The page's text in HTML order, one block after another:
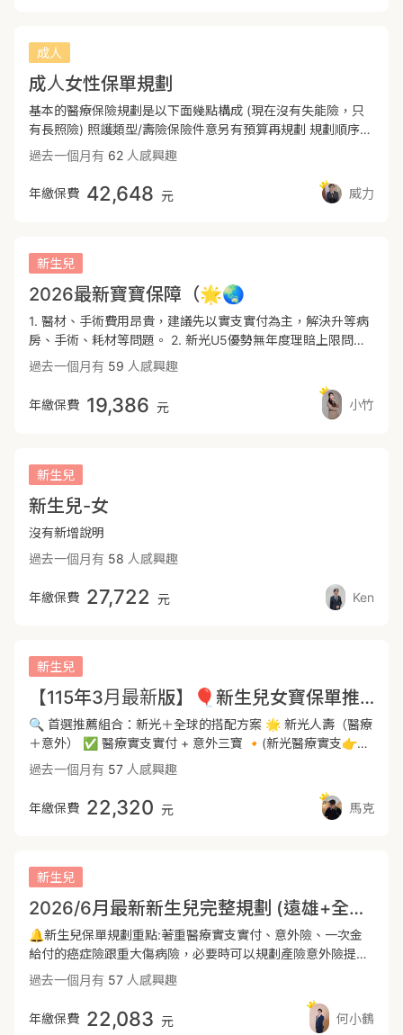
本額度：100萬-200萬以上（或年收入3-5倍以上） 5️⃣壽險
留愛不留債，可以持續安穩生活，確保家庭生活不會突然中
斷。 定期壽險適合人生不同階段的責任需求，終身壽險則是長
期保障與資產規劃的一部分。 →建議基本額度：依貸款、責任
需求不同 6️⃣失能險/長照險 當因疾病或意外失去工作能力或生
確保即使不能工作，仍有穩定現金流，維持生活品質與尊嚴。
‼️要注意 近2個月內有無就醫紀錄、目前身體有無體況、BMI是
否屬於正常範圍 （額度及內容會再根據個人需求去做調整）
大鏡資訊🔍 ➡ 找我一起討論❣️
成人
成人女性保單規劃
基本的醫療保險規劃是以下面幾點構成 (現在沒有失能險，只
有長照險) 照護類型/壽險保險件意另有預算再規劃 規劃順序我
認為是以下： 1.醫療、意外實支實付(萬用，可適用任何形式的
治療) 醫療實支實付需門診手術/住院 意外實支實付可支應意外
造成的門診費用 (小感冒、急診留院這種小狀況保險是無法使
用的) 2.重大傷病險(含癌症) 主要就是根據健保重大傷病範圍
症作治療 分成一次給付/治療給付 大多是定額，看程度以及治
過去一個月有 62 人感興趣
年繳保費 42,648 元 威力
新生兒
2026最新寶寶保障（🌟🌏
1. 醫材、手術費用昂貴，建議先以實支實付為主，解決升等病
房、手術、耗材等問題。 2. 新光U5優勢無年度理賠上限問
題，只要有住院就再多領住院慰問金給付，可擇換住院日額，
住院雜費與手術費合併額度計算，只要總花費(不含住院病房
費)在限額內，無須擔心理賠額度不足的問題 🚨須留意門診手
術有227限制，可以透過定額理賠補足此缺口。 3. 僅有實支實
高5000/天，提供寶寶單人房的休息品質。 4. 癌症近幾年有許
圍，如:標靶藥物、免疫療法都需要較掏額的醫療費用，建議規
劃一次給付型防癌顯、重大傷病險，可彈性選擇治療方式，在
發的重大傷病卡即可理賠一次金，保障範圍多達400項，首年
理賠或是精神疾病領卡皆不打折，在患病初期能獲得一筆緊急
醫療金運用並填補收入減少的損失，且後期保費漲幅較為平
過去一個月有 59 人感興趣
年繳保費 19,386 元 小竹
新生兒
新生兒-女
沒有新增說明
過去一個月有 58 人感興趣
年繳保費 27,722 元 Ken
新生兒
【115年3月最新版】🎈新生兒女寶保單推薦🎈(新光+全球) 完整方案
🔍 首選推薦組合：新光＋全球的搭配方案 🌟 新光人壽（醫療
＋意外） ✅ 醫療實支實付 + 意外三寶 🔸(新光醫療實支👉住
院手術無2-2-7限制，無年度理賠總額上限） 💎 優勢重點：
（多了住院慰問金、可當第二間實支) ➕ 🌟 全球人壽（癌症
＋重大傷病+日額手術) ✅ 癌症一次金＋重大傷病一次金+日額
手術 💎 優勢重點：（重大傷病條款完善,慢性精神病理賠不打
期！ 🔺週期需達37週及體重滿2500克以上 🔺新生兒自費檢
後，再進一步檢查
過去一個月有 57 人感興趣
年繳保費 22,320 元 馬克
新生兒
2026/6月最新新生兒完整規劃 (遠雄+全球篇)CP值最高，精準規劃，不浪費每一分保費
🔔新生兒保單規劃重點:著重醫療實支實付、意外險、一次金
給付的癌症險跟重大傷病險，必要時可以規劃產險意外險提高
燒燙傷額度🔔 🌟醫療實支:全球實支:無年度理賠上限問題，只
要有住院就再多領住院慰問金給付，可擇換住院日額，住院雜
費與手術費合併額度計算 🌟重大傷病:首推全球重大傷病:首年
即理賠保額，無慢性精神病打折理賠問題，保障範圍廣，從新
過去一個月有 57 人感興趣
年繳保費 22,083 元 何小鶴